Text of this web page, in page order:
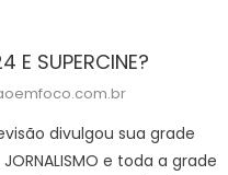
E SUPERCINE?
divulgou sua grade
JORNALISMO e toda a grade